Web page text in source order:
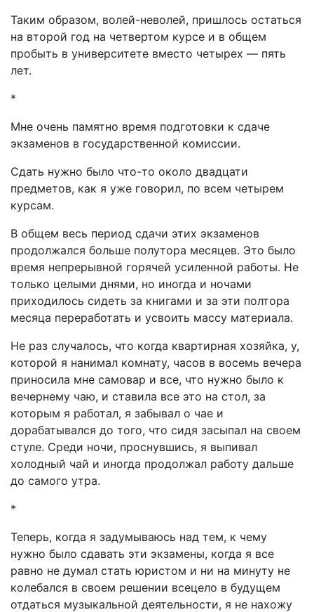
Таким образом, волей-неволей, пришлось остаться
на второй год на четвертом курсе и в общем
пробыть в университете вместо четырех — пять
лет.
*
Мне очень памятно время подготовки к сдаче
экзаменов в государственной комиссии.
Сдать нужно было что-то около двадцати
предметов, как я уже говорил, по всем четырем
курсам.
В общем весь период сдачи этих экзаменов
продолжался больше полутора месяцев. Это было
время непрерывной горячей усиленной работы. Не
только целыми днями, но иногда и ночами
приходилось сидеть за книгами и за эти полтора
месяца переработать и усвоить массу материала.
Не раз случалось, что когда квартирная хозяйка, у,
которой я нанимал комнату, часов в восемь вечера
приносила мне самовар и все, что нужно было к
вечернему чаю, и ставила все это на стол, за
которым я работал, я забывал о чае и
дорабатывался до того, что сидя засыпал на своем
стуле. Среди ночи, проснувшись, я выпивал
холодный чай и иногда продолжал работу дальше
до самого утра.
*
Теперь, когда я задумываюсь над тем, к чему
нужно было сдавать эти экзамены, когда я все
равно не думал стать юристом и ни на минуту не
колебался в своем решении всецело в будущем
отдаться музыкальной деятельности, я не нахожу